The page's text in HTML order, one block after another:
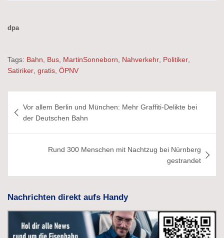
dpa
Tags: Bahn Bus MartinSonneborn Nahverkehr Politiker
Satiriker gratis ÖPNV
Vor allem Berlin und München: Mehr Graffiti-Delikte bei
der Deutschen Bahn
Rund 300 Menschen mit Nachtzug bei Nürnberg
gestrandet
Nachrichten direkt aufs Handy